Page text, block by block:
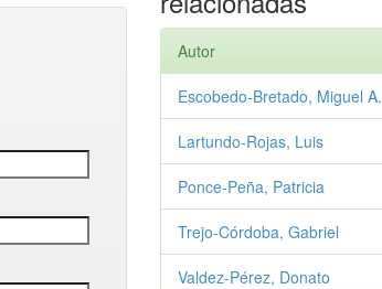
Autor
Escobedo‑Bretado, Miguel A.
Lartundo‑Rojas, Luis
Ponce‑Peña, Patricia
Trejo‑Córdoba, Gabriel
Valdez‑Pérez, Donato